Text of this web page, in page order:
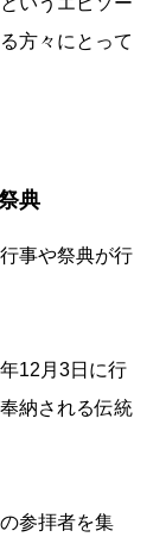
方々にとって
典
事や祭典が行
12月3日に行
納される伝統
参拝者を集